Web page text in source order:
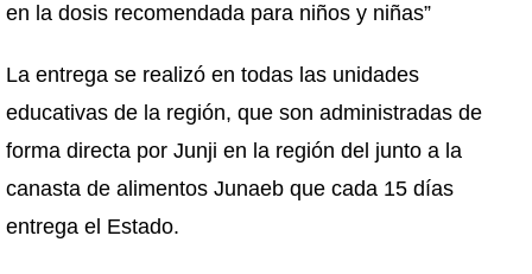
en la dosis recomendada para niños y niñas”
La entrega se realizó en todas las unidades
educativas de la región, que son administradas de
forma directa por Junji en la región del junto a la
canasta de alimentos Junaeb que cada 15 días
entrega el Estado.